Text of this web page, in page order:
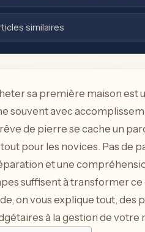
similaires
sa première maison est
souvent avec
de pierre se cache un
pour les novices. Pas de
et une
suffisent à transformer ce
on vous explique tout, des
à la gestion de votre